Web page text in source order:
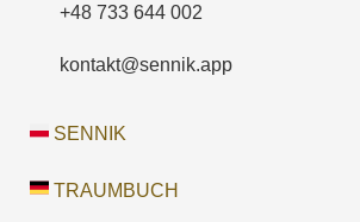
+48 733 644 002
kontakt@sennik.app
SENNIK
TRAUMBUCH